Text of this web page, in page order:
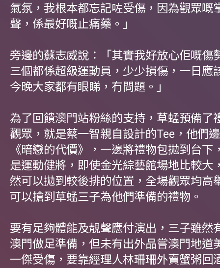
氣氛，我根本都忘記咗受傷，因為觀眾嘅
聲，係最好嘅止痛藥。」
旁邊的蘇志威說：「其實我好放心佢嘅傷
三個都係超級運動員，少少損傷，一日應
今晚大家都有眼睇，冇問題。」
為了回饋澳門站粉絲的支持，草蜢預備了
觀眾，就是蔡一智親自設計的Tee，他們
《暗戀的代價》，一邊將禮物包拋到台下
是運動健將，即使金光綜藝館場地比較大
然可以拋到較後排的位置，全場觀眾均高
可以搶到草蜢三子為他們準備的禮物。
要有足夠體能及靚聲應付演出，三子雖然
澳門做足準備，但未有出外品嘗澳門地道
一傑受傷，要靠經理人林珊珊外賣蟹粥回